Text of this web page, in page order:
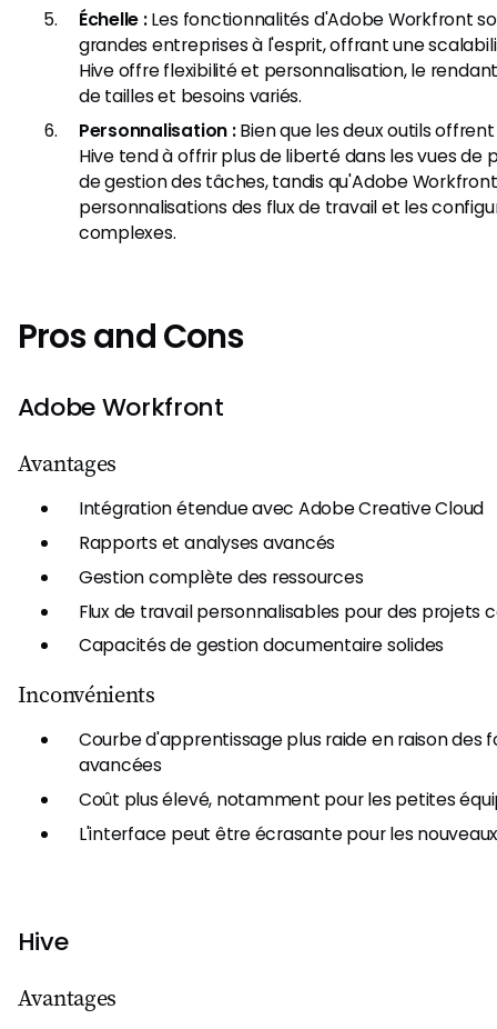
Échelle :Les fonctionnalités d'Adobe Workfront
grandes entreprises à l'esprit, offrant une
Hive offre flexibilité et personnalisation, le
de tailles et besoins variés.
Personnalisation :Bien que les deux outils
Hive tend à offrir plus de liberté dans les vues de
de gestion des tâches, tandis qu'Adobe
personnalisations des flux de travail et les
complexes.
Pros and Cons
Adobe Workfront
Avantages
Intégration étendue avec Adobe Creative Cloud
Rapports et analyses avancés
Gestion complète des ressources
Flux de travail personnalisables pour des projets
Capacités de gestion documentaire solides
Inconvénients
Courbe d'apprentissage plus raide en raison des
avancées
Coût plus élevé, notamment pour les petites
L'interface peut être écrasante pour les
Hive
Avantages